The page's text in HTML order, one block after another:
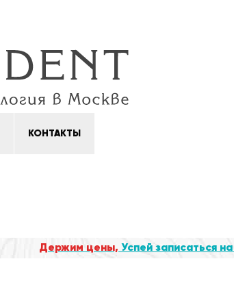
КОНТАКТЫ
Держим цены, Успей записаться